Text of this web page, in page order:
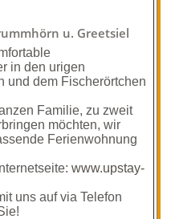
u. Greetsiel
in den urigen
und dem Fischerörtchen
Familie, zu zweit
möchten, wir
Ferienwohnung
www.upstay-
uns auf via Telefon